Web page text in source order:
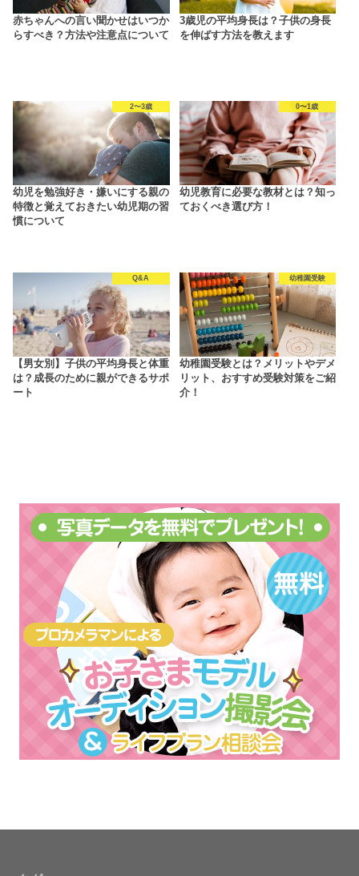
赤ちゃんへの言い聞かせはいつか
らすべき？方法や注意点について
3歳児の平均身長は？子供の身長
を伸ばす方法を教えます
2〜3歳
幼児を勉強好き・嫌いにする親の
特徴と覚えておきたい幼児期の習
慣について
0〜1歳
幼児教育に必要な教材とは？知っ
ておくべき選び方！
Q&A
【男女別】子供の平均身長と体重
は？成長のために親ができるサポ
ート
幼稚園受験
幼稚園受験とは？メリットやデメ
リット、おすすめ受験対策をご紹
介！